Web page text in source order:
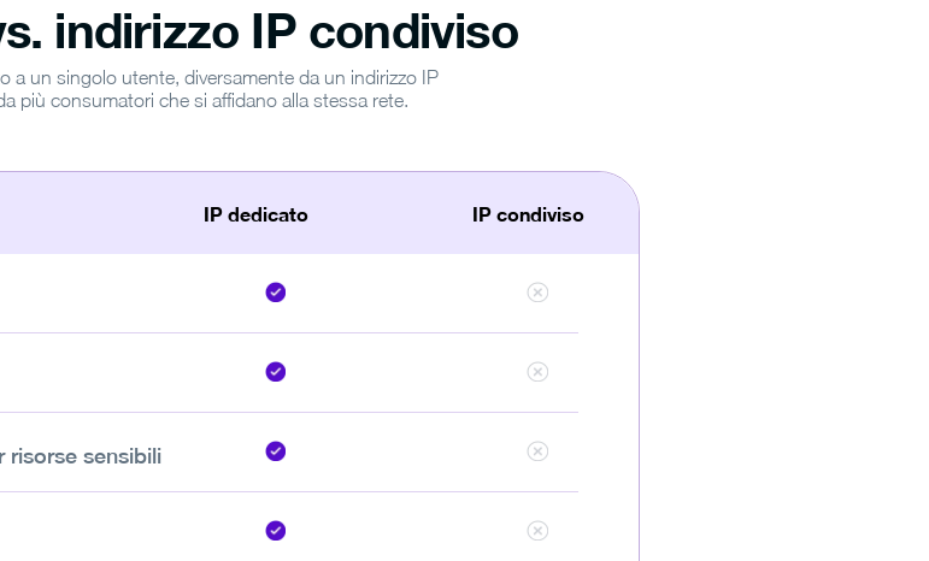
indirizzo IP condiviso
a un singolo utente, diversamente da un indirizzo IP
più consumatori che si affidano alla stessa rete.
IP dedicato IP condiviso
risorse sensibili